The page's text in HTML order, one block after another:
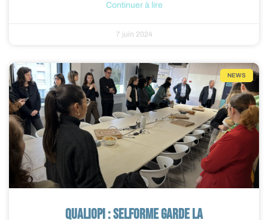
Continuer à lire
7 juin 2024
NEWS
QUALIOPI : SELFORME garde la